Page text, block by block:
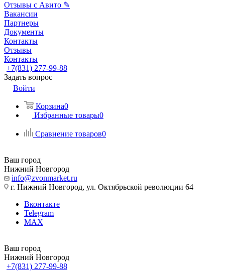
Отзывы с Авито ✎
Вакансии
Партнеры
Документы
Контакты
Отзывы
Контакты
+7(831) 277-99-88
Задать вопрос
Войти
Корзина0
Избранные товары0
Сравнение товаров0
Ваш город
Нижний Новгород
info@zvonmarket.ru
г. Нижний Новгород, ул. Октябрьской революции 64
Вконтакте
Telegram
MAX
Ваш город
Нижний Новгород
+7(831) 277-99-88